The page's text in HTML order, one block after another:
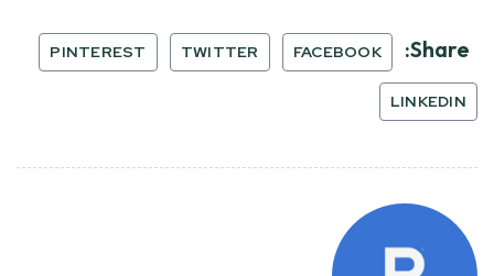
Share:
FACEBOOK
TWITTER
PINTEREST
LINKEDIN